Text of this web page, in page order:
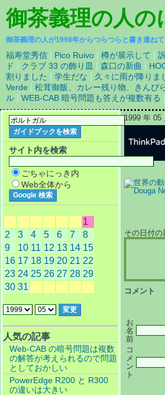
御茶義理の人の
御茶義理の人が1998年からつらつらと書き連ね
福寿堂秀信 Pico Ruivo 樽が展示して
ド
クラブ 33 の飾り皿 森口の新曲
割りました
学生だな 久々に雨が降りま
Verde
松茸御飯、カレー残り物、きんぴ
ル
WEB-CAB 暗号問題も答えが複数有る
1999 年 05
その日付の
コメント
お
名
前
コ
メ
ン
ト
サイト内を検索
ごちゃにっき内
Web全体から
1
2
3 4 5 6 7
8
9
10 11 12 13 14 15
16 17 18 19 20 21 22
23 24 25 26 27 28 29
30 31
人気の記事
Web-CAB の暗号問題は複数
の解答が考えられるので問題
としておかしい
PowerEdge R200 と R300
の違いは大きい